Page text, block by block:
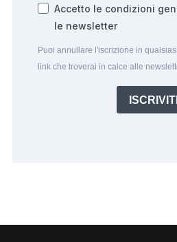
Accetto le condizioni
le newsletter
Puoi annullare l'iscrizione in
link che troverai in calce alle
ISCRIVITI